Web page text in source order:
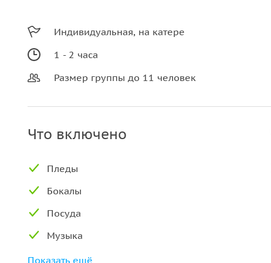
Индивидуальная, на катере
1 - 2 часа
Размер группы до 11 человек
Что включено
Пледы
Бокалы
Посуда
Музыка
Туалет на борту
Показать ещё